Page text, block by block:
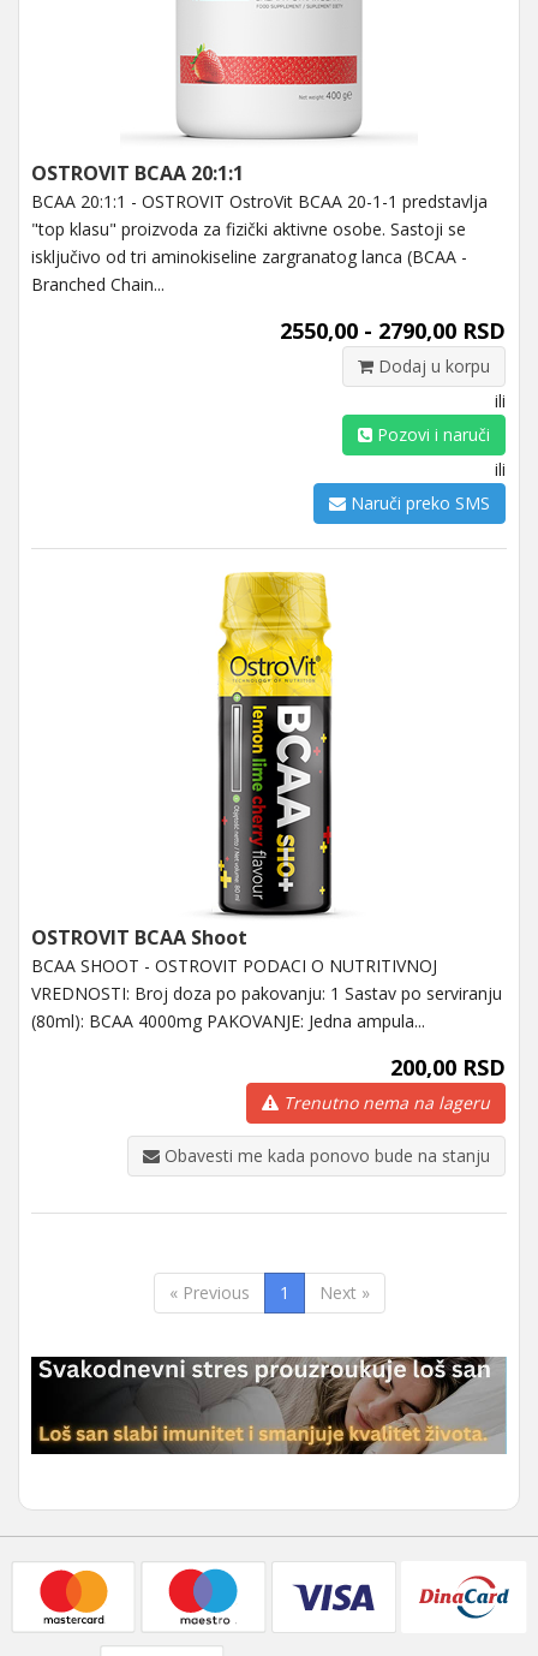
OSTROVIT BCAA 20:1:1
BCAA 20:1:1 - OSTROVIT OstroVit BCAA 20-1-1 predstavlja
"top klasu" proizvoda za fizički aktivne osobe. Sastoji se
isključivo od tri aminokiseline zargranatog lanca (BCAA -
Branched Chain...
2550,00 - 2790,00 RSD
Dodaj u korpu
ili
Pozovi i naruči
ili
Naruči preko SMS
OSTROVIT BCAA Shoot
BCAA SHOOT - OSTROVIT PODACI O NUTRITIVNOJ
VREDNOSTI: Broj doza po pakovanju: 1 Sastav po serviranju
(80ml): BCAA 4000mg PAKOVANJE: Jedna ampula...
200,00 RSD
Trenutno nema na lageru
Obavesti me kada ponovo bude na stanju
« Previous 1 Next »